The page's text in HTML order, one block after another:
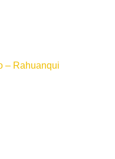
– Rahuanqui